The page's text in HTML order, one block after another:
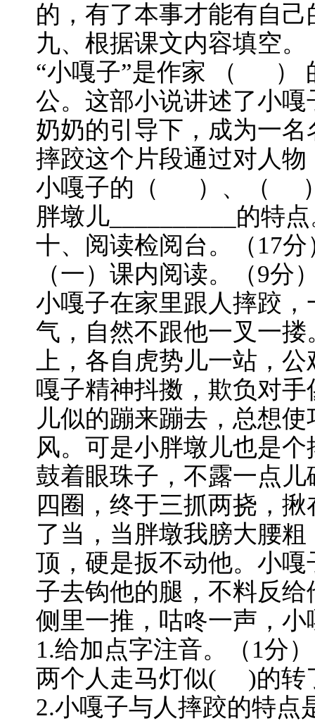
的，有了本事才能有自
九、根据课文内容填空。
“小嘎子”是作家 （ ）
公。这部小说讲述了小
奶奶的引导下，成为一
摔跤这个片段通过对人
小嘎子的（ ）、（
胖墩儿__________的特
十、阅读检阅台。（17分
（一）课内阅读。（9分
小嘎子在家里跟人摔跤
气，自然不跟他一叉一搂
上，各自虎势儿一站，
嘎子精神抖擞，欺负对
儿似的蹦来蹦去，总想
风。可是小胖墩儿也是
鼓着眼珠子，不露一点
四圈，终于三抓两挠，
了当，当胖墩我膀大腰
顶，硬是扳不动他。小
子去钩他的腿，不料反
侧里一推，咕咚一声，
1.给加点字注音。（1分）
两个人走马灯似( )的转
2.小嘎子与人摔